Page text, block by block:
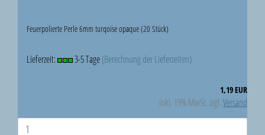
Feuerpolierte Perle 6mm turqoise opaque (20 Stück)
Lieferzeit: 3-5 Tage(Berechnung der Lieferzeiten)
1,19 EUR
inkl. 19% MwSt. zzgl.Versand